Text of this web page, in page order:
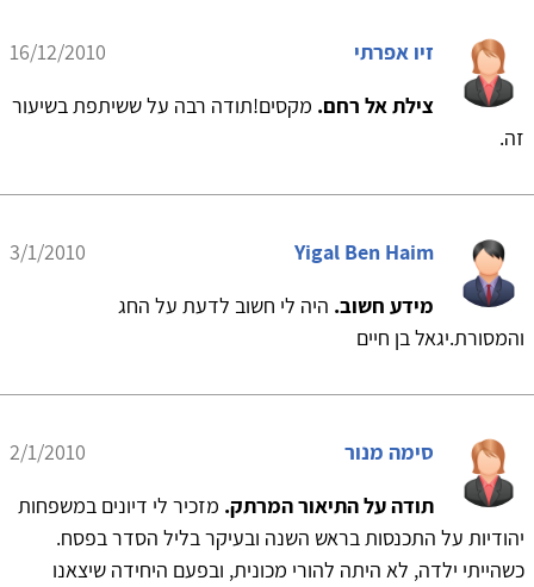
זיו אפרתי
16/12/2010
צילת אל רחם. מקסים!תודה רבה על ששיתפת בשיעור
זה.
Yigal Ben Haim
3/1/2010
מידע חשוב. היה לי חשוב לדעת על החג
והמסורת.יגאל בן חיים
סימה מנור
2/1/2010
תודה על התיאור המרתק. מזכיר לי דיונים במשפחות
יהודיות על התכנסות בראש השנה ובעיקר בליל הסדר בפסח.
כשהייתי ילדה, לא היתה להורי מכונית, ובפעם היחידה שיצאנו